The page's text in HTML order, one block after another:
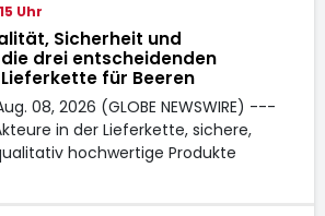
Uhr
Sicherheit und
drei entscheidenden
für Beeren
08, 2026 (GLOBE NEWSWIRE) ---
in der Lieferkette, sichere,
hochwertige Produkte